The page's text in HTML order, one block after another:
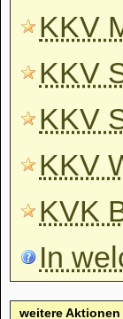
KKV
KKV
KKV
KKV
KVK
In
weitere Aktionen